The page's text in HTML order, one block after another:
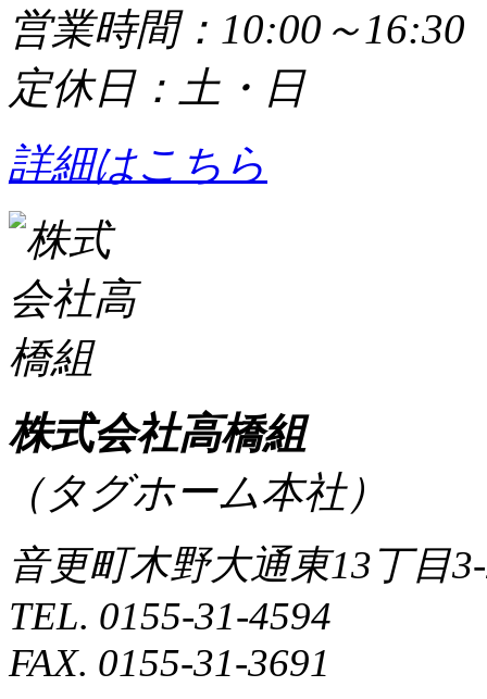
営業時間：10:00～
定休日：土・日
詳細はこちら
株式会社高橋組
（タグホーム本社）
音更町木野大通東13丁目
TEL. 0155-31-4594
FAX. 0155-31-3691